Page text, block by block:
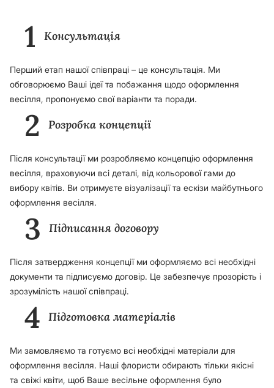
1 Консультація
Перший етап нашої співпраці – це консультація. Ми
обговорюємо Ваші ідеї та побажання щодо оформлення
весілля, пропонуємо свої варіанти та поради.
2 Розробка концепції
Після консультації ми розробляємо концепцію оформлення
весілля, враховуючи всі деталі, від кольорової гами до
вибору квітів. Ви отримуєте візуалізації та ескізи майбутнього
оформлення весілля.
3 Підписання договору
Після затвердження концепції ми оформляємо всі необхідні
документи та підписуємо договір. Це забезпечує прозорість і
зрозумілість нашої співпраці.
4 Підготовка матеріалів
Ми замовляємо та готуємо всі необхідні матеріали для
оформлення весілля. Наші флористи обирають тільки якісні
та свіжі квіти, щоб Ваше весільне оформлення було